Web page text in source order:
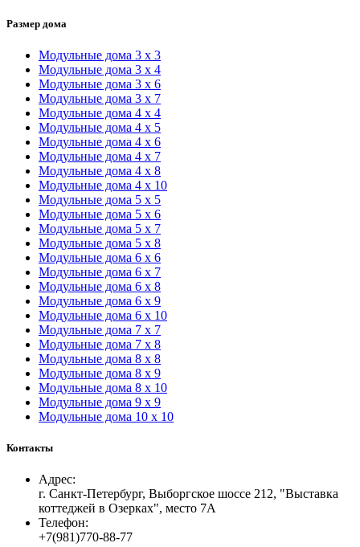
Размер дома
Модульные дома 3 х 3
Модульные дома 3 х 4
Модульные дома 3 х 6
Модульные дома 3 х 7
Модульные дома 4 х 4
Модульные дома 4 х 5
Модульные дома 4 х 6
Модульные дома 4 х 7
Модульные дома 4 х 8
Модульные дома 4 х 10
Модульные дома 5 х 5
Модульные дома 5 х 6
Модульные дома 5 х 7
Модульные дома 5 х 8
Модульные дома 6 х 6
Модульные дома 6 х 7
Модульные дома 6 х 8
Модульные дома 6 х 9
Модульные дома 6 х 10
Модульные дома 7 х 7
Модульные дома 7 х 8
Модульные дома 8 х 8
Модульные дома 8 х 9
Модульные дома 8 х 10
Модульные дома 9 х 9
Модульные дома 10 х 10
Контакты
Адрес:
г. Санкт-Петербург, Выборгское шоссе 212, "Выставка
коттеджей в Озерках", место 7А
Телефон:
+7(981)770-88-77